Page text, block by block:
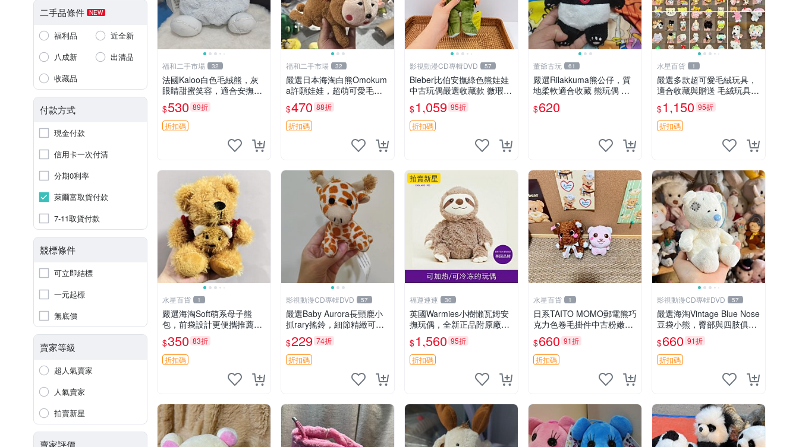
二手品條件 NEW
福利品
近全新
八成新
出清品
收藏品
付款方式
現金付款
信用卡一次付清
分期0利率
萊爾富取貨付款
7-11取貨付款
競標條件
可立即結標
一元起標
無底價
賣家等級
超人氣賣家
人氣賣家
拍賣新星
賣家評價
福和二手市場 32
法國Kaloo白色毛絨熊，灰
眼睛甜蜜笑容，適合安撫逗
趣可愛，柔軟面料手感佳。
14 白色安撫熊 毛絨玩具 寶
寶逗樂具
$530 89折
折扣碼
福和二手市場 32
嚴選日本海淘白熊Omokum
a許願娃娃，超萌可愛毛絨
公仔推薦收藏 白熊 Omoku
ma 毛絨玩具 偽裝娃娃 玩具
擺飾
$470 88折
折扣碼
影視動漫CD專輯DVD 57
Bieber比伯安撫綠色熊娃娃
中古玩偶嚴選收藏款 微瑕輕
度使用 Bieber綠熊娃娃 中
古玩偶 微瑕
$1,059 95折
折扣碼
董爺古玩 61
嚴選Rilakkuma熊公仔，質
地柔軟適合收藏 熊玩偶 柔
軟 公仔 收藏
$620
水星百貨 1
嚴選多款超可愛毛絨玩具，
適合收藏與贈送 毛絨玩具、
抱枕、公仔
$1,150 95折
折扣碼
水星百貨 1
嚴選海淘Soft萌系母子熊
包，前袋設計更便攜推薦收
藏 母子熊 軟綿綿 包包
$350 83折
折扣碼
影視動漫CD專輯DVD 57
嚴選Baby Aurora長頸鹿小
抓rary搖鈴，細節精緻可聆
聽清脆鈴音 軟萌可愛 定制
紀念 金屬搖鈴 新手媽咪推
薦 長頸鹿 抓rary 搖鈴
$229 74折
折扣碼
拍賣新星
福運連連 30
英國Warmies小樹懶瓦姆安
撫玩偶，全新正品附原廠吊
牌與防塵袋，內藏薰衣草可
加熱，適合各個年齡層，冷
暖兩用享受抱抱樂趣，不容
錯過嚴選好物 溫暖 冷感
$1,560 95折
折扣碼
水星百貨 1
日系TAITO MOMO郵電熊巧
克力色卷毛掛件中古粉嫩玩
偶微瑕推薦 postpet momo
郵電熊 中古玩偶
$660 91折
折扣碼
影視動漫CD專輯DVD 57
嚴選海淘Vintage Blue Nose
豆袋小熊，臀部與四肢俱
全，坐高11公分，附原盒與
吊牌收藏。藍鼻子小熊，值
得擁有 玩具 憶熊
$660 91折
折扣碼